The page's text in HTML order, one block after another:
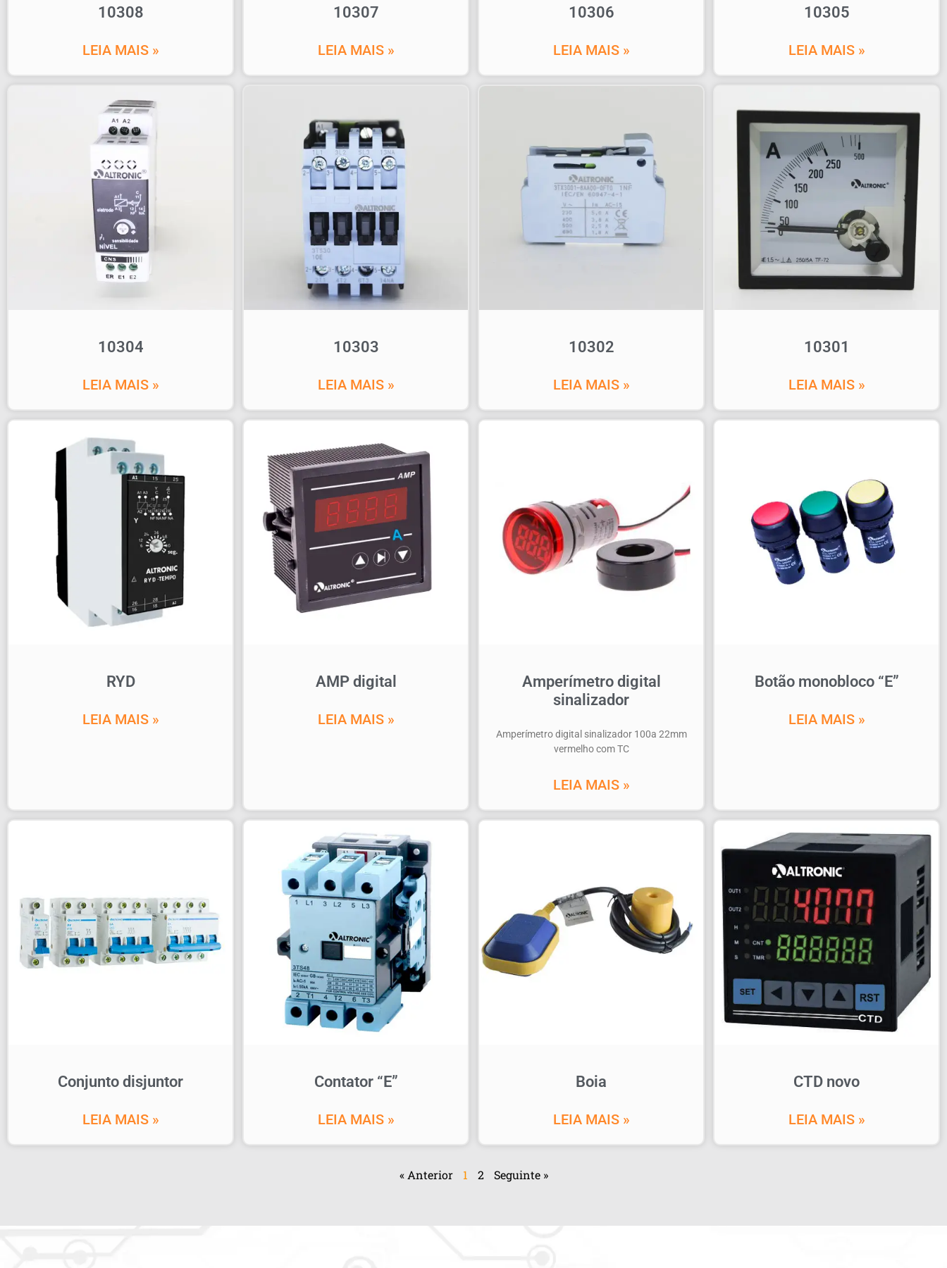
10308
LEIA MAIS »
10307
LEIA MAIS »
10306
LEIA MAIS »
10305
LEIA MAIS »
10304
LEIA MAIS »
10303
LEIA MAIS »
10302
LEIA MAIS »
10301
LEIA MAIS »
RYD
LEIA MAIS »
AMP digital
LEIA MAIS »
Amperí­metro digital
sinalizador
Amperí­metro digital sinalizador 100a 22mm
vermelho com TC
LEIA MAIS »
Botão monobloco “E”
LEIA MAIS »
Conjunto disjuntor
LEIA MAIS »
Contator “E”
LEIA MAIS »
Boia
LEIA MAIS »
CTD novo
LEIA MAIS »
« Anterior 1 2 Seguinte »